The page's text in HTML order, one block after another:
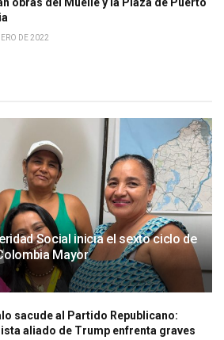
DE 2022
Social inicia el sexto ciclo de
Mayor
sacude al Partido Republicano:
aliado de Trump enfrenta graves